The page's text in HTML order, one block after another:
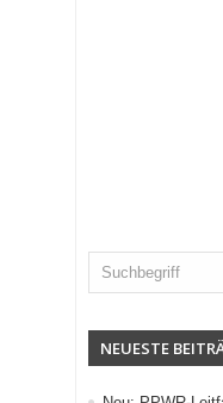
NEUESTE